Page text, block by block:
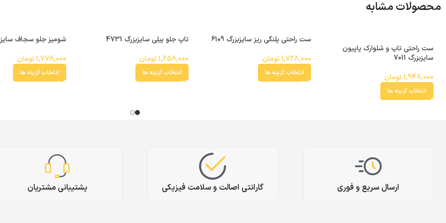
محصولات مشابه
ست راحتی تاپ و شلوارک پاپیون
سایزبزرگ 7011
1,948,000تومان
انتخاب گزینه ها
ست راحتی پلنگی ریز سایزبزرگ 6109
1,728,000تومان
انتخاب گزینه ها
تاپ جلو پیلی سایزبزرگ 4731
1,258,000تومان
انتخاب گزینه ها
شومیز جلو سجاف
1,778,000تومان
انتخاب گزینه ها
ارسال سریع و فوری گارانتی اصالت و سلامت فیزیکی پشتیبانی مشتریان